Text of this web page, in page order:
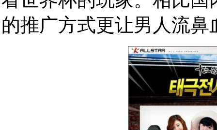
的推广方式更让男人流鼻